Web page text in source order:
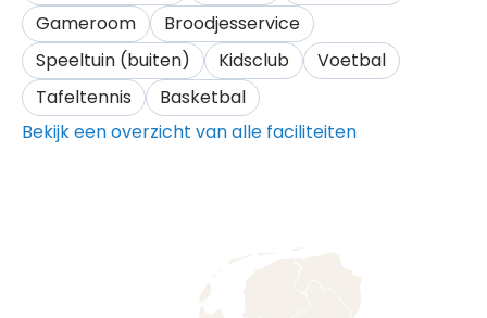
Gameroom
Broodjesservice
Speeltuin (buiten)
Kidsclub
Voetbal
Tafeltennis
Basketbal
Bekijk een overzicht van alle faciliteiten